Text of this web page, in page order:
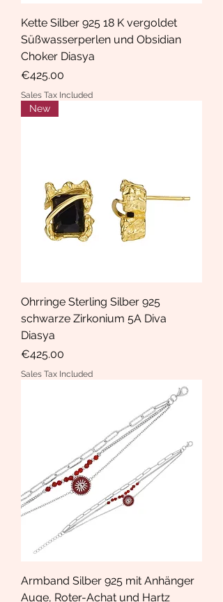
Kette Silber 925 18 K vergoldet
Süßwasserperlen und Obsidian
Choker Diasya
Price
€425.00
Sales Tax Included
New
Ohrringe Sterling Silber 925
schwarze Zirkonium 5A Diva
Diasya
Price
€425.00
Sales Tax Included
Armband Silber 925 mit Anhänger
Auge, Roter-Achat und Hartz